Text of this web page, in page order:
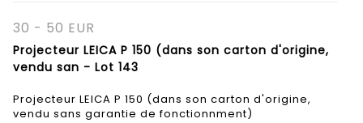
30 - 50 EUR
Projecteur LEICA P 150 (dans son carton d'origine,
vendu san - Lot 143
Projecteur LEICA P 150 (dans son carton d'origine,
vendu sans garantie de fonctionnment)